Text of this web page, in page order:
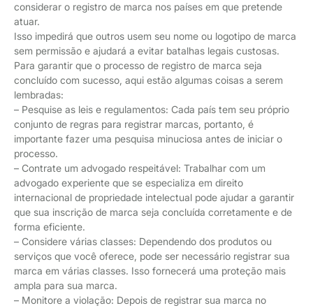
considerar o registro de marca nos países em que pretende
atuar.
Isso impedirá que outros usem seu nome ou logotipo de marca
sem permissão e ajudará a evitar batalhas legais custosas.
Para garantir que o processo de registro de marca seja
concluído com sucesso, aqui estão algumas coisas a serem
lembradas:
– Pesquise as leis e regulamentos: Cada país tem seu próprio
conjunto de regras para registrar marcas, portanto, é
importante fazer uma pesquisa minuciosa antes de iniciar o
processo.
– Contrate um advogado respeitável: Trabalhar com um
advogado experiente que se especializa em direito
internacional de propriedade intelectual pode ajudar a garantir
que sua inscrição de marca seja concluída corretamente e de
forma eficiente.
– Considere várias classes: Dependendo dos produtos ou
serviços que você oferece, pode ser necessário registrar sua
marca em várias classes. Isso fornecerá uma proteção mais
ampla para sua marca.
– Monitore a violação: Depois de registrar sua marca no